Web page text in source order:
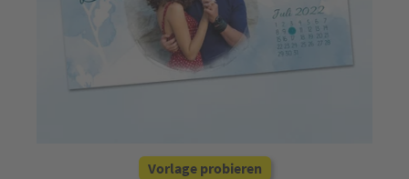
Vorlage probieren